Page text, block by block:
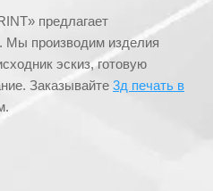
предлагает
Мы производим изделия
эскиз, готовую
Заказывайте 3д печать в